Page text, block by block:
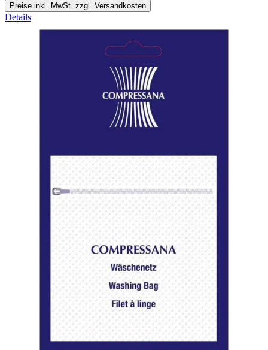
Preise inkl. MwSt. zzgl. Versandkosten
Details